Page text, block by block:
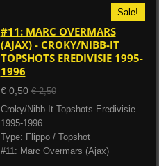
Sale!
#11: MARC OVERMARS
(AJAX) - CROKY/NIBB-IT
TOPSHOTS EREDIVISIE 1995-
1996
€ 0,50 € 2,50
Croky/Nibb-It Topshots Eredivisie
1995-1996
Type: Flippo / Topshot
#11: Marc Overmars (Ajax)